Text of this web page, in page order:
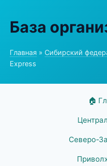
База
Главная » Сибирский
Express
🏠
Северо-